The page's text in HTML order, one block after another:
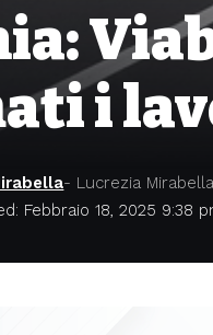
i
Febbraio 18, 2025 9:38
- Lucrezia Mirabella